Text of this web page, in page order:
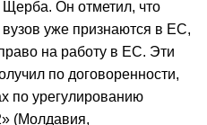
Он отметил, что
уже признаются в ЕС,
на работу в ЕС. Эти
по договоренности,
по урегулированию
(Молдавия,